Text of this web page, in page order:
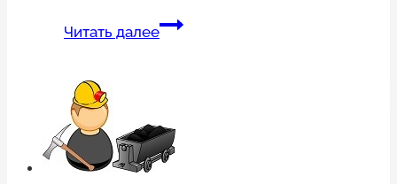
Читать далееЗапрет
нет,
и